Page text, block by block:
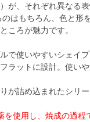
が、それぞれ異なる
はもちろん、色と形
ころが魅力です。
で使いやすいシェイ
ラットに設計。使い
が詰め込まれたシリー
使用し、焼成の過